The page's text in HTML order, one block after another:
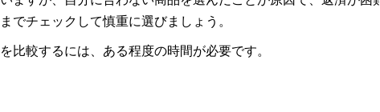
でチェックして慎重に選びましょう。
較するには、ある程度の時間が必要です。